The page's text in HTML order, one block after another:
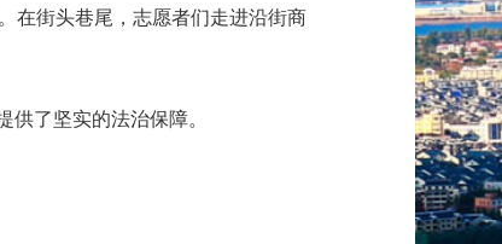
在街头巷尾，志愿者们走进沿街商
了坚实的法治保障。